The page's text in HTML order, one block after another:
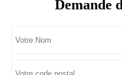
Demande